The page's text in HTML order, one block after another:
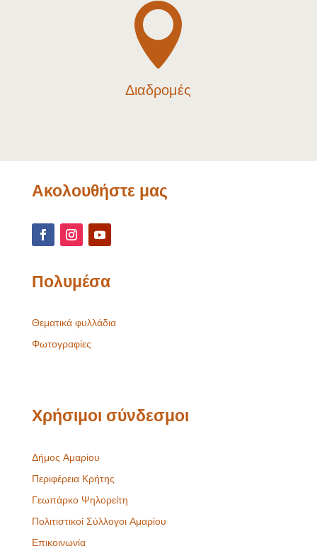

Διαδρομές
Ακολουθήστε μας
Πολυμέσα
Θεματικά φυλλάδια
Φωτογραφίες
Χρήσιμοι σύνδεσμοι
Δήμος Αμαρίου
Περιφέρεια Κρήτης
Γεωπάρκο Ψηλορείτη
Πολιτιστικοί Σύλλογοι Αμαρίου
Επικοινωνία